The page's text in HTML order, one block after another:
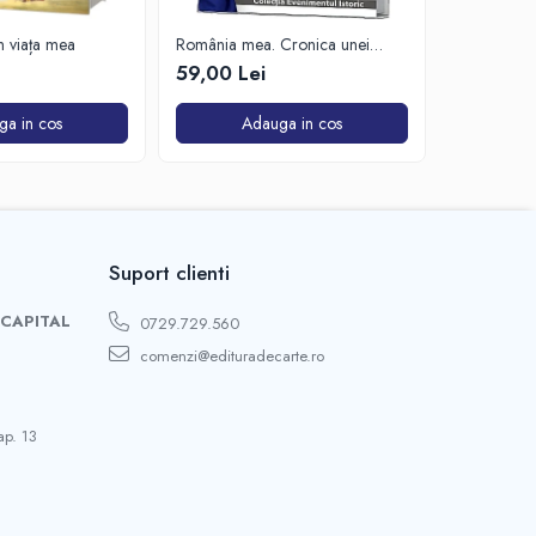
viața mea
in cos
România mea. Cronica unei
dureri (2009-2013)
59,00 Lei
Adauga in cos
13
Suport clienti
0729.729.560
comenzi@edituradecarte.ro